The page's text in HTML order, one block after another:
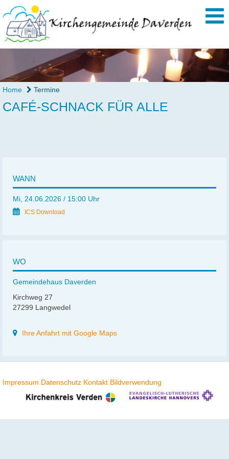
Home Termine
CAFÉ-SCHNACK FÜR ALLE
WANN
Mi, 24.06.2026 / 15:00 Uhr
ICS Download
WO
Gemeindehaus Daverden
Kirchweg 27
27299 Langwedel
Ihre Anfahrt mit Google Maps
Impressum Datenschutz Kontakt Bildverwendung